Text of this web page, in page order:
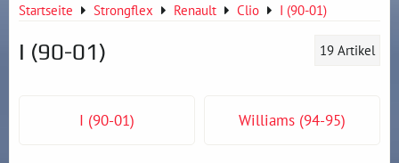
Startseite Strongflex Renault Clio I (90-01)
I (90-01) 19 Artikel
I (90-01) Williams (94-95)